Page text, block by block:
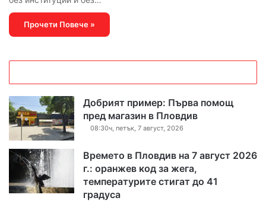
Прочети Повече »
Добрият пример: Първа помощ
пред магазин в Пловдив
08:30ч, петък, 7 август, 2026
Времето в Пловдив на 7 август 2026
г.: оранжев код за жега,
температурите стигат до 41
градуса